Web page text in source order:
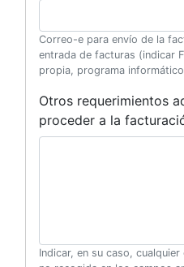
Correo-e para envío de la
entrada de facturas (indicar
propia, programa
Otros requerimientos
proceder a la
Indicar, en su caso,